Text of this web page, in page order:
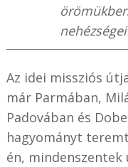
Az idei missziós
már Parmában,
Padovában és
hagyományt
én, mindenszentek